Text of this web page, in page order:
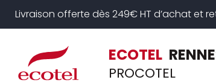
Livraison offerte dès 249€ HT d’achat et
ECOTEL
PROCOTEL
Panneau de gestion des cookies